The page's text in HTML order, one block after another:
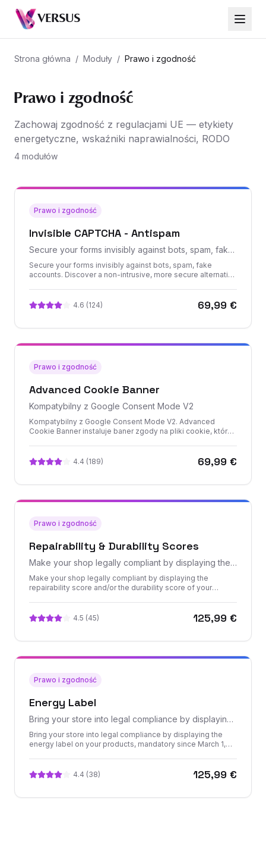
VERSUS
Strona główna / Moduły / Prawo i zgodność
Prawo i zgodność
Zachowaj zgodność z regulacjami UE — etykiety
energetyczne, wskaźniki naprawialności, RODO
4 modułów
Prawo i zgodność
Invisible CAPTCHA - Antispam
Secure your forms invisibly against bots, spam, fake
accounts. Discover a non-intrusive, more secure
alternative to CAPTCHA and Google reCAPTCHA
Secure your forms invisibly against bots, spam, fake
accounts. Discover a non-intrusive, more secure alternative
Cloudflare Turnstile technology.
4.6 (124) 69,99 €
Prawo i zgodność
Advanced Cookie Banner
Kompatybilny z Google Consent Mode V2
Kompatybilny z Google Consent Mode V2. Advanced
Cookie Banner instaluje baner zgody na pliki cookie, który
Blokada plików cookie
4.4 (189) 69,99 €
Prawo i zgodność
Repairability & Durability Scores
Make your shop legally compliant by displaying the
repairability score and/or the durability score of your
products. Add these criteria to your filters to facilitate
Make your shop legally compliant by displaying the
repairability score and/or the durability score of your
4.5 (45) 125,99 €
Prawo i zgodność
Energy Label
Bring your store into legal compliance by displaying
the energy label on your products, mandatory since
March 1, 2021
Bring your store into legal compliance by displaying the
energy label on your products, mandatory since March 1,
4.4 (38) 125,99 €